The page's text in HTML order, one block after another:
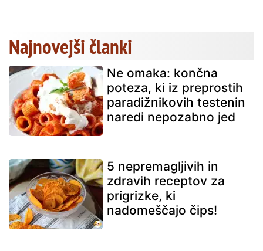
Najnovejši članki
Ne omaka: končna
poteza, ki iz preprostih
paradižnikovih testenin
naredi nepozabno jed
5 nepremagljivih in
zdravih receptov za
prigrizke, ki
nadomeščajo čips!